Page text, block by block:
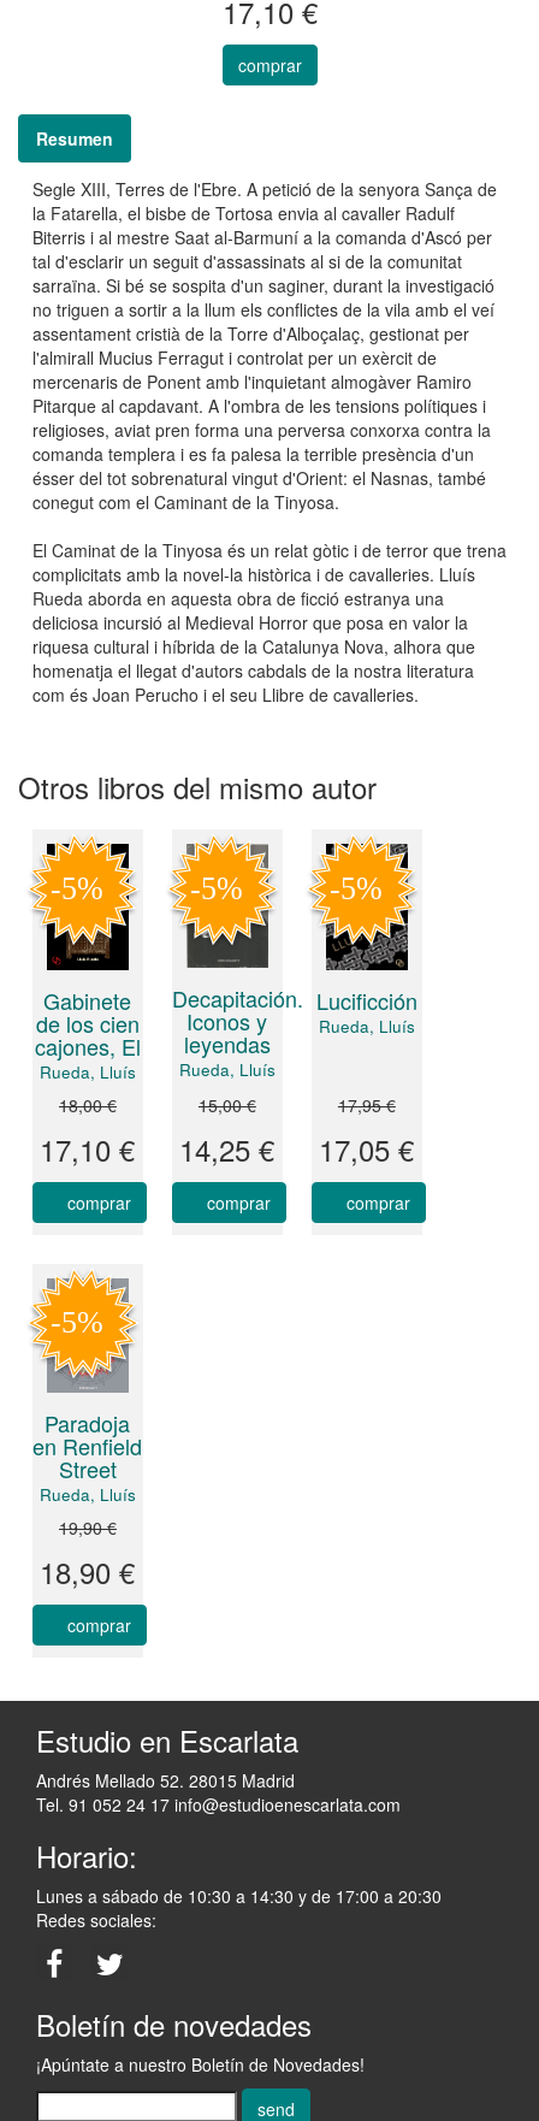
17,10 €
comprar
Resumen
Segle XIII, Terres de l'Ebre. A petició de la senyora Sança de
la Fatarella, el bisbe de Tortosa envia al cavaller Radulf
Biterris i al mestre Saat al-Barmuní a la comanda d'Ascó per
tal d'esclarir un seguit d'assassinats al si de la comunitat
sarraïna. Si bé se sospita d'un saginer, durant la investigació
no triguen a sortir a la llum els conflictes de la vila amb el veí
assentament cristià de la Torre d'Alboçalaç, gestionat per
l'almirall Mucius Ferragut i controlat per un exèrcit de
mercenaris de Ponent amb l'inquietant almogàver Ramiro
Pitarque al capdavant. A l'ombra de les tensions polítiques i
religioses, aviat pren forma una perversa conxorxa contra la
comanda templera i es fa palesa la terrible presència d'un
ésser del tot sobrenatural vingut d'Orient: el Nasnas, també
conegut com el Caminant de la Tinyosa.
El Caminat de la Tinyosa és un relat gòtic i de terror que trena
complicitats amb la novel-la històrica i de cavalleries. Lluís
Rueda aborda en aquesta obra de ficció estranya una
deliciosa incursió al Medieval Horror que posa en valor la
riquesa cultural i híbrida de la Catalunya Nova, alhora que
homenatja el llegat d'autors cabdals de la nostra literatura
com és Joan Perucho i el seu Llibre de cavalleries.
Otros libros del mismo autor
Gabinete
de los cien
cajones, El
Rueda, Lluís
18,00 €
17,10 €
comprar
Decapitación.
Iconos y
leyendas
Rueda, Lluís
15,00 €
14,25 €
comprar
Lucificción
Rueda, Lluís
17,95 €
17,05 €
comprar
Paradoja
en Renfield
Street
Rueda, Lluís
19,90 €
18,90 €
comprar
Estudio en Escarlata
Andrés Mellado 52. 28015 Madrid
Tel. 91 052 24 17 info@estudioenescarlata.com
Horario:
Lunes a sábado de 10:30 a 14:30 y de 17:00 a 20:30
Redes sociales:
Boletín de novedades
¡Apúntate a nuestro Boletín de Novedades!
send